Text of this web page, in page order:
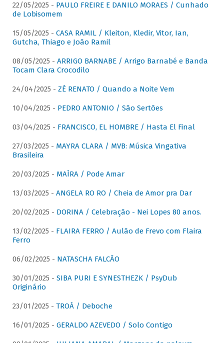
22/05/2025 - PAULO FREIRE E DANILO MORAES / Cunhado
de Lobisomem
15/05/2025 - CASA RAMIL / Kleiton, Kledir, Vitor, Ian,
Gutcha, Thiago e João Ramil
08/05/2025 - ARRIGO BARNABE / Arrigo Barnabé e Banda
Tocam Clara Crocodilo
24/04/2025 - ZÉ RENATO / Quando a Noite Vem
10/04/2025 - PEDRO ANTONIO / São Sertões
03/04/2025 - FRANCISCO, EL HOMBRE / Hasta El Final
27/03/2025 - MAYRA CLARA / MVB: Música Vingativa
Brasileira
20/03/2025 - MAÍRA / Pode Amar
13/03/2025 - ANGELA RO RO / Cheia de Amor pra Dar
20/02/2025 - DORINA / Celebração - Nei Lopes 80 anos.
13/02/2025 - FLAIRA FERRO / Aulão de Frevo com Flaira
Ferro
06/02/2025 - NATASCHA FALCÃO
30/01/2025 - SIBA PURI E SYNESTHEZK / PsyDub
Originário
23/01/2025 - TROÁ / Deboche
16/01/2025 - GERALDO AZEVEDO / Solo Contigo